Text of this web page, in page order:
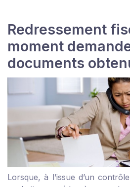
Redressement
moment
documents
Lorsque, à l’issue d’un